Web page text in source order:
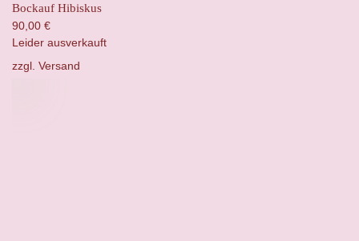
Bockauf Hibiskus
90,00 €
Leider ausverkauft
zzgl. Versand